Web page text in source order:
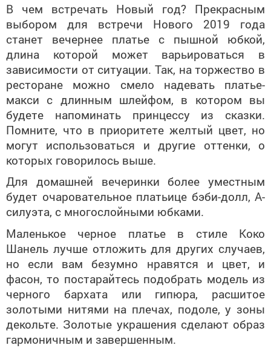
В чем встречать Новый год? Прекрасным
выбором для встречи Нового 2019 года
станет вечернее платье с пышной юбкой,
длина которой может варьироваться в
зависимости от ситуации. Так, на торжество в
ресторане можно смело надевать платье-
макси с длинным шлейфом, в котором вы
будете напоминать принцессу из сказки.
Помните, что в приоритете желтый цвет, но
могут использоваться и другие оттенки, о
которых говорилось выше.
Для домашней вечеринки более уместным
будет очаровательное платьице бэби-долл, А-
силуэта, с многослойными юбками.
Маленькое черное платье в стиле Коко
Шанель лучше отложить для других случаев,
но если вам безумно нравятся и цвет, и
фасон, то постарайтесь подобрать модель из
черного бархата или гипюра, расшитое
золотыми нитями на плечах, подоле, у зоны
декольте. Золотые украшения сделают образ
гармоничным и завершенным.